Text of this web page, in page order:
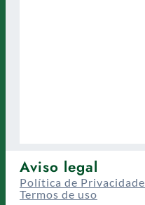
Aviso legal
Política de Privacidade
Termos de uso